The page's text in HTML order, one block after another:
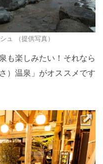
ュ （提供写真）
も楽しみたい！それなら
）温泉」がオススメです